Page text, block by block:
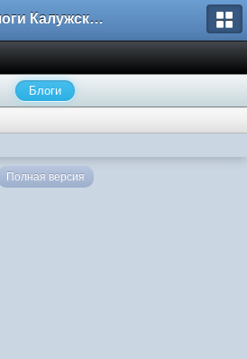
Блоги Калужского перекрестка
Блоги
Полная версия